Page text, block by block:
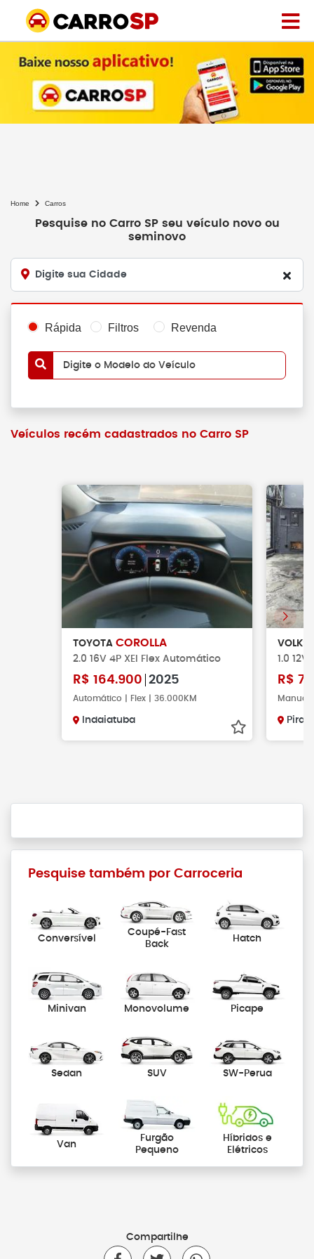
Home Carros
Pesquise no Carro SP seu veículo novo ou
seminovo
Digite sua Cidade
Rápida Filtros Revenda
Digite o Modelo do Veículo
Veículos recém cadastrados no Carro SP
TOYOTA COROLLA
2.0 16V 4P XEI Flex Automático
R$ 164.900 2025
Automático | Flex | 36.000KM
Indaiatuba
1.0 12V
R$
Manual
Pesquise também por Carroceria
Conversível
Coupé-Fast
Back
Hatch
Minivan Monovolume Picape
Sedan SUV SW-Perua
Van
Furgão
Pequeno
Híbridos e
Elétricos
Compartilhe